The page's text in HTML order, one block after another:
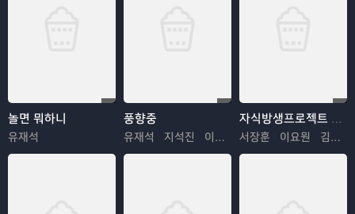
놀면 뭐하니
유재석
풍향중
유재석 지석진 이성민 양세찬
자식방생프로젝트 합숙 맞선2
서장훈 이요원 김요한